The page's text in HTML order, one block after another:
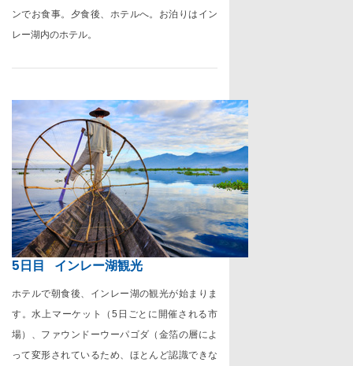
ンでお食事。夕食後、ホテルへ。お泊りはイン
レー湖内のホテル。
5日目 インレー湖観光
ホテルで朝食後、インレー湖の観光が始まりま
す。水上マーケット（5 日ごとに開催される市
場）、ファウンドーウーパゴダ（金箔の層によ
って変形されているため、ほとんど認識できな